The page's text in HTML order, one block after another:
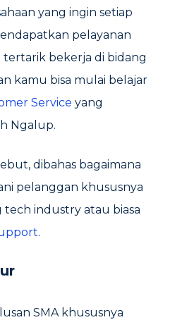
yang ingin setiap
pelayanan
bekerja di bidang
kamu bisa mulai belajar
Service yang
Ngalup.
dibahas bagaimana
pelanggan khususnya
tech industry atau biasa
.
SMA khususnya